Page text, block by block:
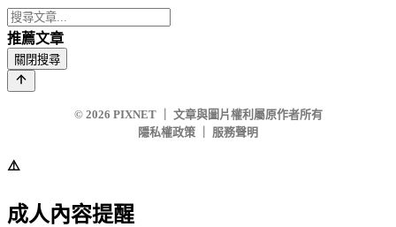
推薦文章
關閉搜尋
© 2026 PIXNET
文章與圖片權利屬原作者所有
隱私權政策
服務聲明
⚠️
成人內容提醒